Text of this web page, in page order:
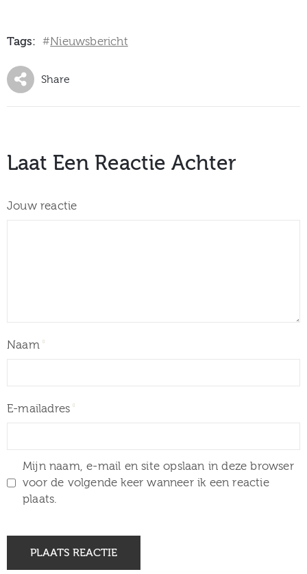
Tags: #Nieuwsbericht
Share
Laat Een Reactie Achter
Jouw reactie
Naam
E-mailadres
Mijn naam, e-mail en site opslaan in deze browser
voor de volgende keer wanneer ik een reactie
plaats.